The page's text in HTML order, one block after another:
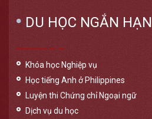
DU HỌC NGẮN HẠN
Khóa học Nghiệp vụ
Học tiếng Anh ở Philippines
Luyện thi Chứng chỉ Ngoại ngữ
Dịch vụ du học